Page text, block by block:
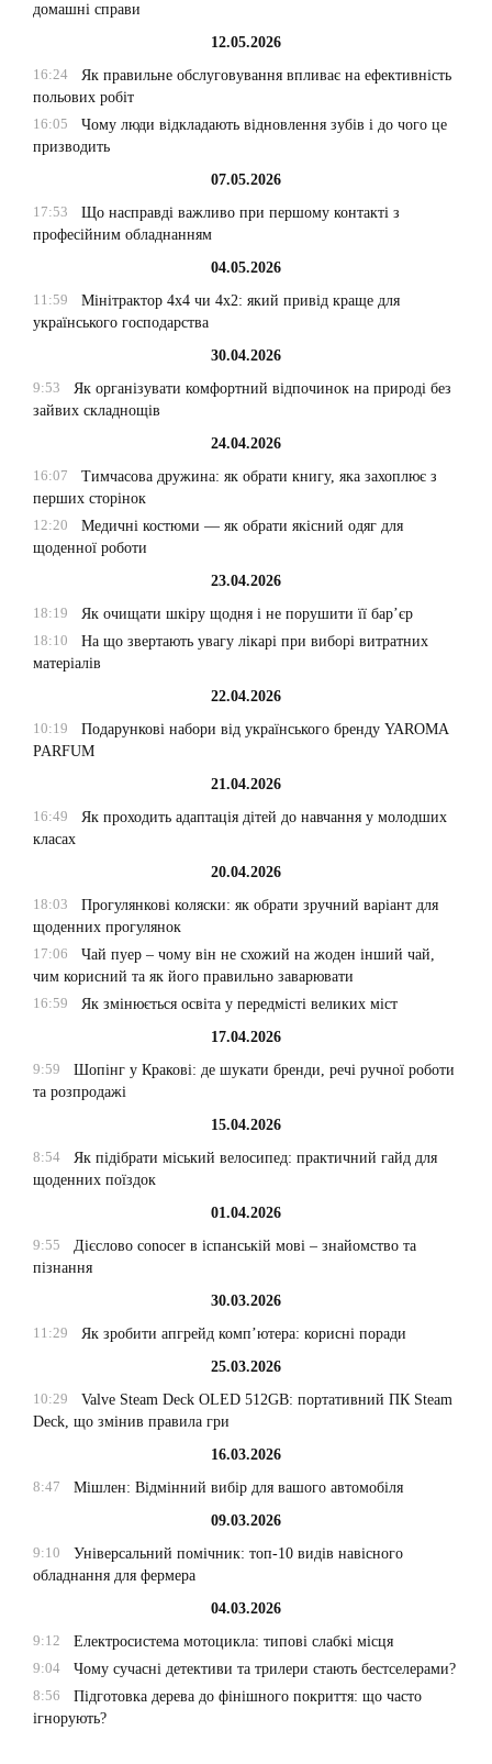
домашні справи
12.05.2026
16:24
Як правильне обслуговування впливає на ефективність
польових робіт
16:05
Чому люди відкладають відновлення зубів і до чого це
призводить
07.05.2026
17:53
Що насправді важливо при першому контакті з
професійним обладнанням
04.05.2026
11:59
Мінітрактор 4х4 чи 4х2: який привід краще для
українського господарства
30.04.2026
9:53
Як організувати комфортний відпочинок на природі без
зайвих складнощів
24.04.2026
16:07
Тимчасова дружина: як обрати книгу, яка захоплює з
перших сторінок
12:20
Медичні костюми — як обрати якісний одяг для
щоденної роботи
23.04.2026
18:19
Як очищати шкіру щодня і не порушити її бар’єр
18:10
На що звертають увагу лікарі при виборі витратних
матеріалів
22.04.2026
10:19
Подарункові набори від українського бренду YAROMA
PARFUM
21.04.2026
16:49
Як проходить адаптація дітей до навчання у молодших
класах
20.04.2026
18:03
Прогулянкові коляски: як обрати зручний варіант для
щоденних прогулянок
17:06
Чай пуер – чому він не схожий на жоден інший чай,
чим корисний та як його правильно заварювати
16:59
Як змінюється освіта у передмісті великих міст
17.04.2026
9:59
Шопінг у Кракові: де шукати бренди, речі ручної роботи
та розпродажі
15.04.2026
8:54
Як підібрати міський велосипед: практичний гайд для
щоденних поїздок
01.04.2026
9:55
Дієслово conocer в іспанській мові – знайомство та
пізнання
30.03.2026
11:29
Як зробити апгрейд комп’ютера: корисні поради
25.03.2026
10:29
Valve Steam Deck OLED 512GB: портативний ПК Steam
Deck, що змінив правила гри
16.03.2026
8:47
Мішлен: Відмінний вибір для вашого автомобіля
09.03.2026
9:10
Універсальний помічник: топ-10 видів навісного
обладнання для фермера
04.03.2026
9:12
Електросистема мотоцикла: типові слабкі місця
9:04
Чому сучасні детективи та трилери стають бестселерами?
8:56
Підготовка дерева до фінішного покриття: що часто
ігнорують?